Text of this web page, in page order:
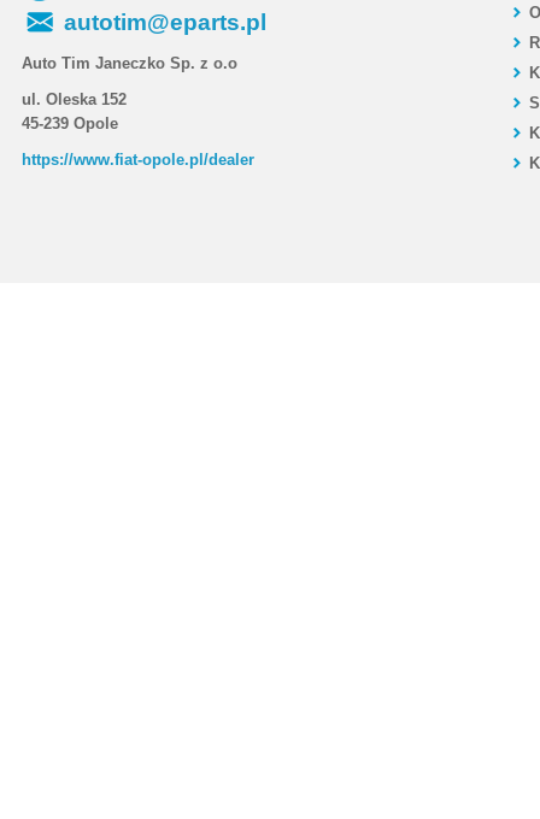
autotim@eparts.pl
Auto Tim Janeczko Sp. z o.o
ul. Oleska 152
45-239 Opole
https://www.fiat-opole.pl/dealer